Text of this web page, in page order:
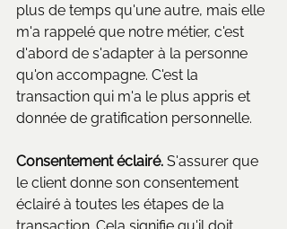
plus de temps qu'une autre, mais elle
m'a rappelé que notre métier, c'est
d'abord de s'adapter à la personne
qu'on accompagne. C'est la
transaction qui m'a le plus appris et
donnée de gratification personnelle.
Consentement éclairé. S'assurer que
le client donne son consentement
éclairé à toutes les étapes de la
transaction. Cela signifie qu'il doit